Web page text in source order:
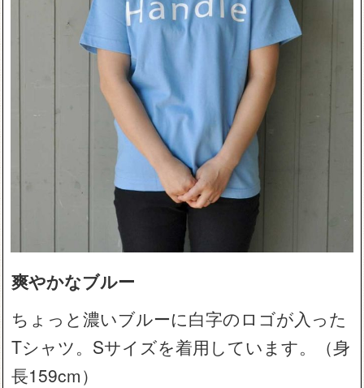
爽やかなブルー
ちょっと濃いブルーに白字のロゴが入った
Tシャツ。Sサイズを着用しています。（身
長159cm）